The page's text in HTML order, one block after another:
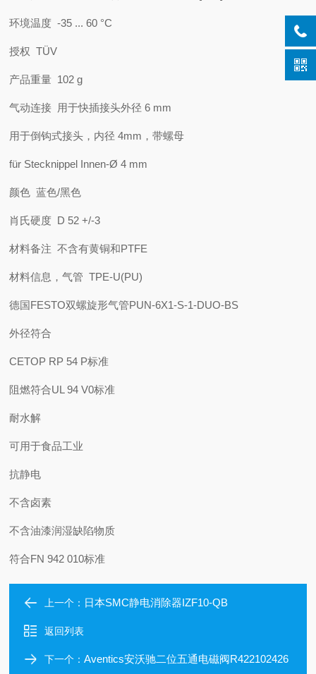
环境温度 -35 ... 60 °C
授权 TÜV
产品重量 102 g
气动连接 用于快插接头外径 6 mm
用于倒钩式接头，内径 4mm，带螺母
für Stecknippel Innen-Ø 4 mm
颜色 蓝色/黑色
肖氏硬度 D 52 +/-3
材料备注 不含有黄铜和PTFE
材料信息，气管 TPE-U(PU)
德国FESTO双螺旋形气管PUN-6X1-S-1-DUO-BS
外径符合
CETOP RP 54 P标准
阻燃符合UL 94 V0标准
耐水解
可用于食品工业
抗静电
不含卤素
不含油漆润湿缺陷物质
符合FN 942 010标准
上一个： 日本SMC静电消除器IZF10-QB
返回列表
下一个：Aventics安沃驰二位五通电磁阀R422102426